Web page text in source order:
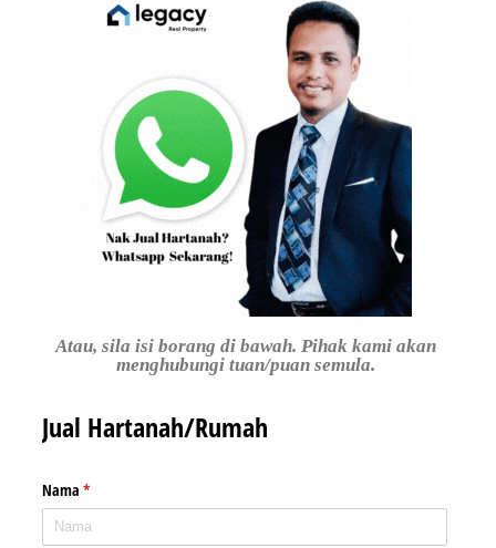
Atau, sila isi borang di bawah. Pihak kami akan
menghubungi tuan/puan semula.